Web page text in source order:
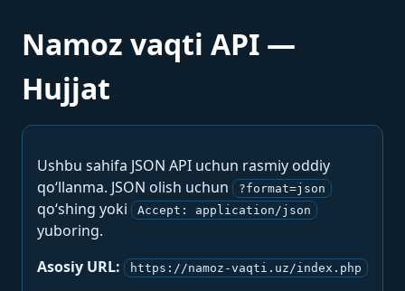
Namoz vaqti API —
Hujjat
Ushbu sahifa JSON API uchun rasmiy oddiy
qo‘llanma. JSON olish uchun
?format=json
qo‘shing yoki Accept: application/json
yuboring.
Asosiy URL:
https://namoz-vaqti.uz/index.php